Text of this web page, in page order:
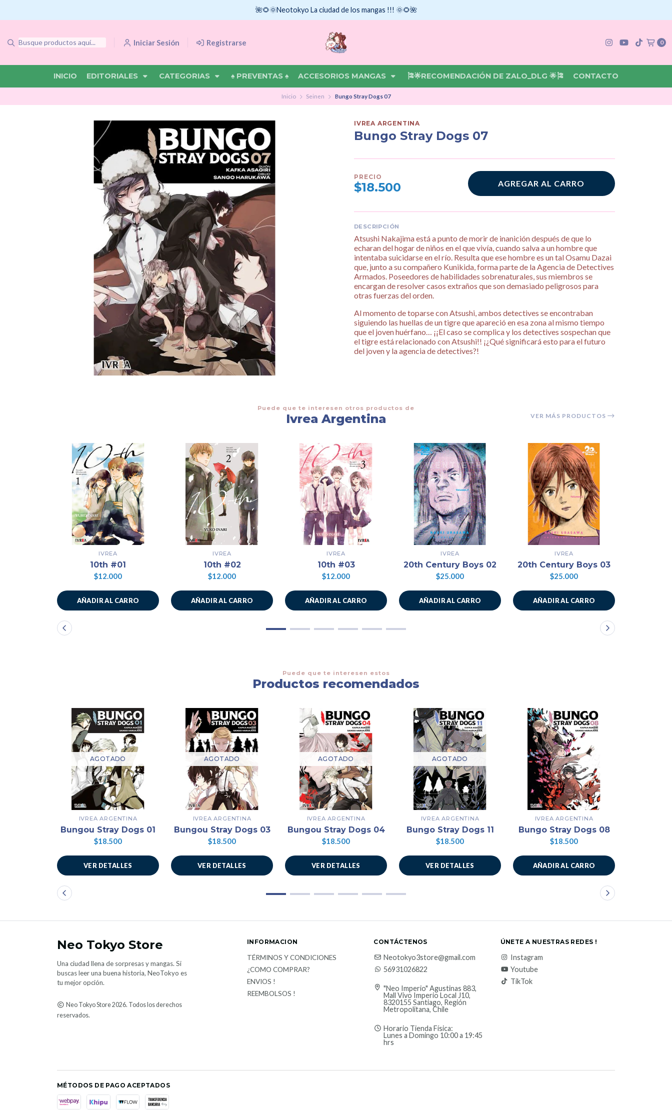
Iniciar Sesión Registrarse 0
INICIO EDITORIALES CATEGORIAS ♠ PREVENTAS ♠ ACCESORIOS MANGAS 🎏🌟RECOMENDACIÓN DE ZALO_DLG 🌟🎏 CONTACTO
🌺🌻🌞Neotokyo La ciudad de los mangas !!! 🌞🌻🌺
Inicio Seinen Bungo Stray Dogs 07
IVREA ARGENTINA
Bungo Stray Dogs 07
PRECIO
$18.500 AGREGAR AL CARRO
DESCRIPCIÓN
Atsushi Nakajima está a punto de morir de inanición después de que lo
echaran del hogar de niños en el que vivía, cuando salva a un hombre que
intentaba suicidarse en el río. Resulta que ese hombre es un tal Osamu Dazai
que, junto a su compañero Kunikida, forma parte de la Agencia de Detectives
Armados. Poseedores de habilidades sobrenaturales, sus miembros se
encargan de resolver casos extraños que son demasiado peligrosos para
otras fuerzas del orden.
Al momento de toparse con Atsushi, ambos detectives se encontraban
siguiendo las huellas de un tigre que apareció en esa zona al mismo tiempo
que el joven huérfano… ¡¡El caso se complica y los detectives sospechan que
el tigre está relacionado con Atsushi!! ¡¿Qué significará esto para el futuro
del joven y la agencia de detectives?!
Puede que te interesen otros productos de
Ivrea Argentina VER MÁS PRODUCTOS
IVREA
10th #01
$12.000
AÑADIR AL CARRO
IVREA
10th #02
$12.000
AÑADIR AL CARRO
IVREA
10th #03
$12.000
AÑADIR AL CARRO
IVREA
20th Century Boys 02
$25.000
AÑADIR AL CARRO
IVREA
20th Century Boys 03
$25.000
AÑADIR AL CARRO
Puede que te interesen estos
Productos recomendados
AGOTADO
IVREA ARGENTINA
Bungou Stray Dogs 01
$18.500
VER DETALLES
AGOTADO
IVREA ARGENTINA
Bungou Stray Dogs 03
$18.500
VER DETALLES
AGOTADO
IVREA ARGENTINA
Bungou Stray Dogs 04
$18.500
VER DETALLES
AGOTADO
IVREA ARGENTINA
Bungo Stray Dogs 11
$18.500
VER DETALLES
IVREA ARGENTINA
Bungo Stray Dogs 08
$18.500
AÑADIR AL CARRO
Neo Tokyo Store
Una ciudad llena de sorpresas y mangas. Si
buscas leer una buena historia, NeoTokyo es
tu mejor opción.
Neo Tokyo Store 2026. Todos los derechos
reservados.
INFORMACION
TÉRMINOS Y CONDICIONES
¿COMO COMPRAR?
ENVIOS !
REEMBOLSOS !
CONTÁCTENOS
Neotokyo3store@gmail.com
56931026822
"Neo Imperio" Agustinas 883,
Mall Vivo Imperio Local J10,
8320155 Santiago, Región
Metropolitana, Chile
Horario Tienda Física:
Lunes a Domingo 10:00 a 19:45
hrs
ÚNETE A NUESTRAS REDES !
Instagram
Youtube
TikTok
MÉTODOS DE PAGO ACEPTADOS